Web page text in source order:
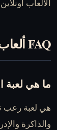
الألعاب
FAQ ألعاب الرعب النفسي
ما هي
هي لعبة رعب
والذاكرة